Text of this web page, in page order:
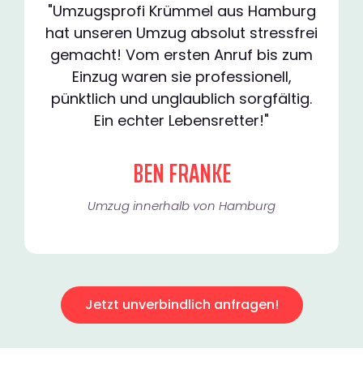
"Umzugsprofi Krümmel aus Hamburg
hat unseren Umzug absolut stressfrei
gemacht! Vom ersten Anruf bis zum
Einzug waren sie professionell,
pünktlich und unglaublich sorgfältig.
Ein echter Lebensretter!"
BEN FRANKE
Umzug innerhalb von Hamburg​
Jetzt unverbindlich anfragen!